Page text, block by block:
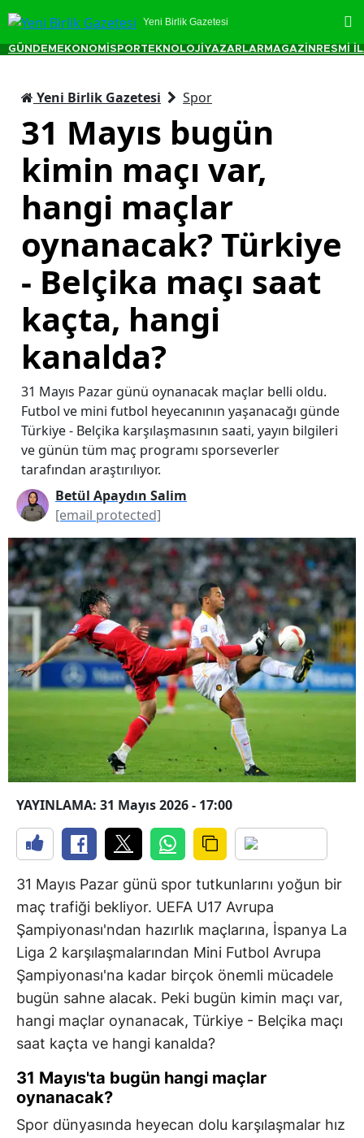
Yeni Birlik Gazetesi
GÜNDEM EKONOMİ SPORTEKNOLOJİ YAZARLAR MAGAZİN RESMİ
Yeni Birlik Gazetesi Spor
31 Mayıs bugün
kimin maçı var,
hangi maçlar
oynanacak? Türkiye
- Belçika maçı saat
kaçta, hangi
kanalda?
31 Mayıs Pazar günü oynanacak maçlar belli oldu.
Futbol ve mini futbol heyecanının yaşanacağı günde
Türkiye - Belçika karşılaşmasının saati, yayın bilgileri
ve günün tüm maç programı sporseverler
tarafından araştırılıyor.
Betül Apaydın Salim
[email protected]
YAYINLAMA: 31 Mayıs 2026 - 17:00
31 Mayıs Pazar günü spor tutkunlarını yoğun bir
maç trafiği bekliyor. UEFA U17 Avrupa
Şampiyonası'ndan hazırlık maçlarına, İspanya La
Liga 2 karşılaşmalarından Mini Futbol Avrupa
Şampiyonası'na kadar birçok önemli mücadele
bugün sahne alacak. Peki bugün kimin maçı var,
hangi maçlar oynanacak, Türkiye - Belçika maçı
saat kaçta ve hangi kanalda?
31 Mayıs'ta bugün hangi maçlar
oynanacak?
Spor dünyasında heyecan dolu karşılaşmalar hız